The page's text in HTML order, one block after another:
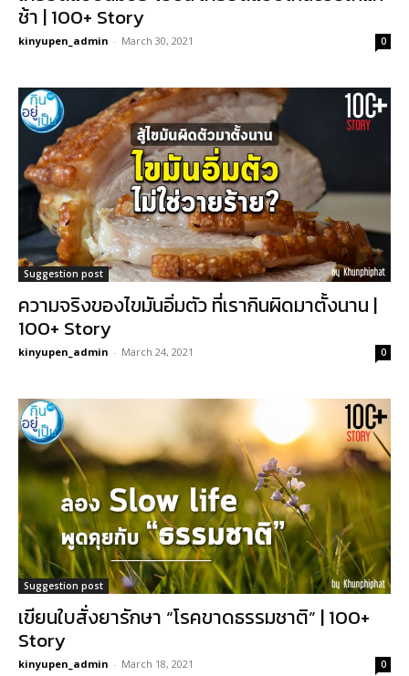
ช้า | 100+ Story
kinyupen_admin - March 30, 2021 0
Suggestion post
ความจริงของไขมันอิ่มตัว ที่เรากินผิดมาตั้งนาน |
100+ Story
kinyupen_admin - March 24, 2021 0
Suggestion post
เขียนใบสั่งยารักษา “โรคขาดธรรมชาติ” | 100+
Story
kinyupen_admin - March 18, 2021 0